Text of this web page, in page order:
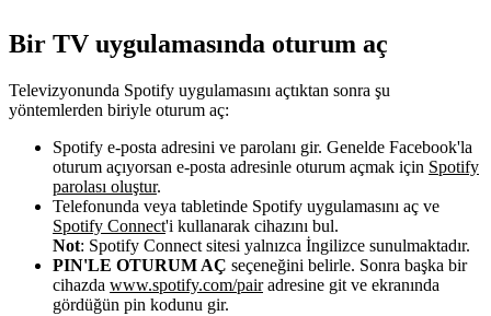
Bir TV uygulamasında oturum aç
Televizyonunda Spotify uygulamasını açtıktan sonra şu
yöntemlerden biriyle oturum aç:
Spotify e-posta adresini ve parolanı gir. Genelde Facebook'la
oturum açıyorsan e-posta adresinle oturum açmak için Spotify
parolası oluştur.
Telefonunda veya tabletinde Spotify uygulamasını aç ve
Spotify Connect'i kullanarak cihazını bul.
Not: Spotify Connect sitesi yalnızca İngilizce sunulmaktadır.
PIN'LE OTURUM AÇ seçeneğini belirle. Sonra başka bir
cihazda www.spotify.com/pairadresine git ve ekranında
gördüğün pin kodunu gir.